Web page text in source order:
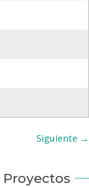
Siguiente →